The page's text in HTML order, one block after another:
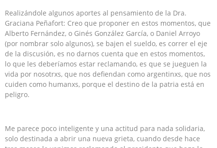
Realizándole algunos aportes al pensamiento de la Dra.
Graciana Peñafort: Creo que proponer en estos momentos, que
Alberto Fernández, o Ginés González García, o Daniel Arroyo
(por nombrar solo algunos), se bajen el sueldo, es correr el eje
de la discusión, es no darnos cuenta que en estos momentos,
lo que les deberíamos estar reclamando, es que se jueguen la
vida por nosotrxs, que nos defiendan como argentinxs, que nos
cuiden como humanxs, porque el destino de la patria está en
peligro.
Me parece poco inteligente y una actitud para nada solidaria,
solo destinada a abrir una nueva grieta, cuando desde hace